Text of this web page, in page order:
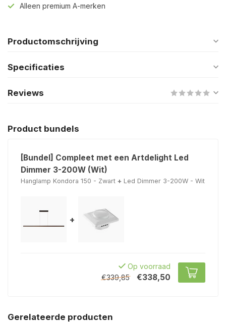
Alleen premium A-merken
Productomschrijving
Specificaties
Reviews
Product bundels
[Bundel] Compleet met een Artdelight Led
Dimmer 3-200W (Wit)
Hanglamp Kondora 150 - Zwart + Led Dimmer 3-200W - Wit
+
Op voorraad
€339,85
€338,50
Gerelateerde producten